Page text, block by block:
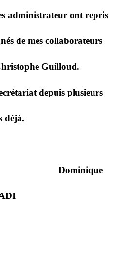
administrateur ont repris
de mes collaborateurs
Guilloud.
depuis plusieurs
déjà.